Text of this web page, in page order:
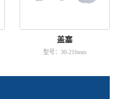
盖塞
型号：30-216mm